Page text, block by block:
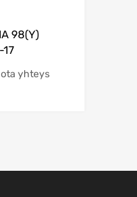
98(Y)
17
ota yhteys